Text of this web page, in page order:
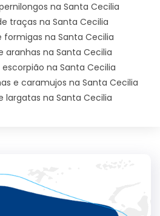
na Santa Cecilia
traças na Santa Cecilia
formigas na Santa Cecilia
aranhas na Santa Cecilia
na Santa Cecilia
e caramujos na Santa Cecilia
largatas na Santa Cecilia